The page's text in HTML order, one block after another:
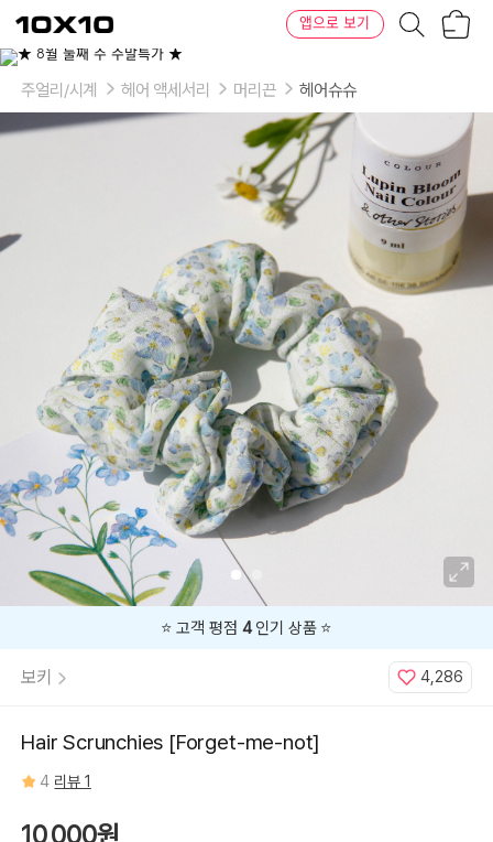
텐
바
텐
앱으로 보기
주얼리/시계 헤어 액세서리 머리끈 헤어슈슈
⭐️ 고객 평점 4인기 상품 ⭐️
보키 4,286
Hair Scrunchies [Forget-me-not]
4 리뷰 1
10,000원